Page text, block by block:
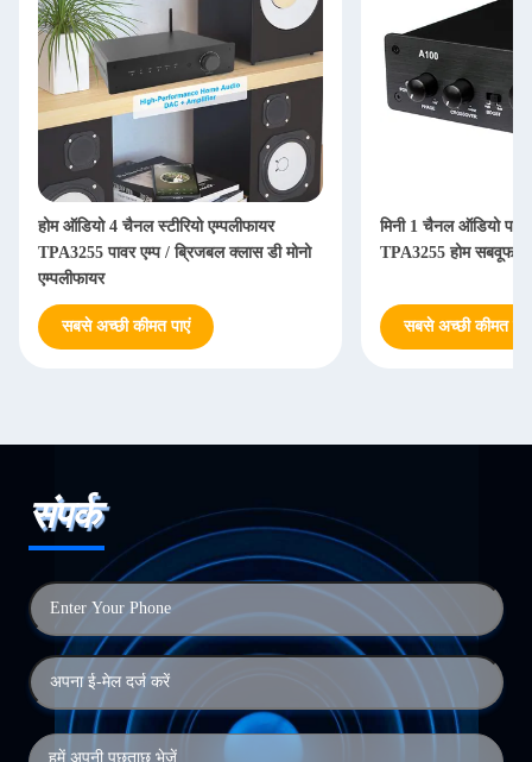
होम ऑडियो 4 चैनल स्टीरियो एम्पलीफायर
TPA3255 पावर एम्प / ब्रिजबल क्लास डी मोनो
एम्पलीफायर
सबसे अच्छी कीमत पाएं
मिनी 1 चैनल ऑडियो पावर
TPA3255 होम सबवूफर
सबसे अच्छी कीमत पाएं
संपर्क